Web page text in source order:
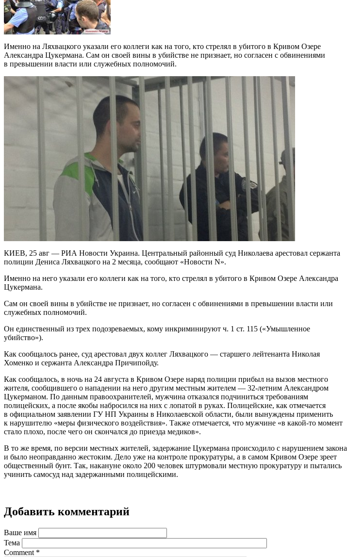
Именно на Ляхвацкого указали его коллеги как на того, кто стрелял в убитого в Кривом Озере
Александра Цукермана. Сам он своей вины в убийстве не признает, но согласен с обвинениями
в превышении власти или служебных полномочий.
КИЕВ, 25 авг — РИА Новости Украина. Центральный районный суд Николаева арестовал сержанта
полиции Дениса Ляхвацкого на 2 месяца, сообщают «Новости N».
Именно на него указали его коллеги как на того, кто стрелял в убитого в Кривом Озере Александра
Цукермана.
Сам он своей вины в убийстве не признает, но согласен с обвинениями в превышении власти или
служебных полномочий.
Он единственный из трех подозреваемых, кому инкриминируют ч. 1 ст. 115 («Умышленное
убийство»).
Как сообщалось ранее, суд арестовал двух коллег Ляхвацкого — старшего лейтенанта Николая
Хоменко и сержанта Александра Причипойду.
Как сообщалось, в ночь на 24 августа в Кривом Озере наряд полиции прибыл на вызов местного
жителя, сообщившего о нападении на него другим местным жителем — 32-летним Александром
Цукерманом. По данным правоохранителей, мужчина отказался подчиниться требованиям
полицейских, а после якобы набросился на них с лопатой в руках. Полицейские, как отмечается
в официальном заявлении ГУ НП Украины в Николаевской области, были вынуждены применить
к нарушителю «меры физического воздействия». Также отмечается, что мужчине «в какой-то момент
стало плохо, после чего он скончался до приезда медиков».
В то же время, по версии местных жителей, задержание Цукермана происходило с нарушением закона
и было неоправданно жестоким. Дело уже на контроле прокуратуры, а в самом Кривом Озере зреет
общественный бунт. Так, накануне около 200 человек штурмовали местную прокуратуру и пытались
учинить самосуд над задержанными полицейскими.
Добавить комментарий
Ваше имя
Тема
Comment *